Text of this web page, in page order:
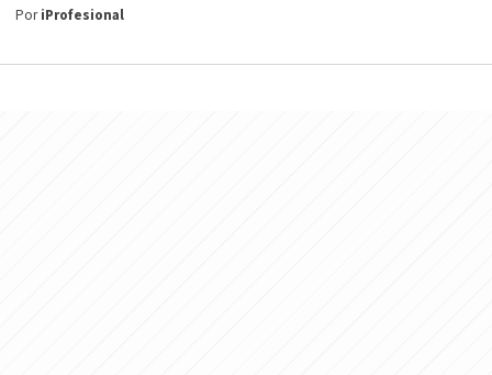
PoriProfesional